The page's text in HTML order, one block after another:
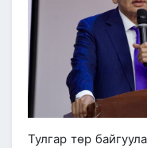
Тулгар төр